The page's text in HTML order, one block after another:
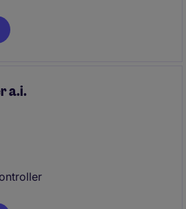
Working closely with a Senior
Manager, you will help drive
a.i.